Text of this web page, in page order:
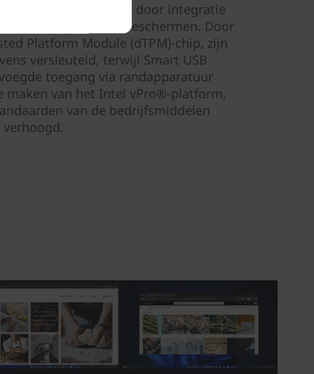
beveiliging door integratie
zo je gegevens te beschermen. Door
Platform Module (dTPM)-chip, zijn
versleuteld, terwijl Smart USB
toegang via randapparatuur
maken van het Intel vPro®-platform,
van de bedrijfsmiddelen
verhoogd.